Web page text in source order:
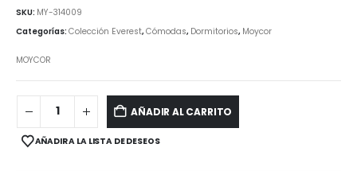
SKU: MY-314009
Categorías: Colección Everest, Cómodas, Dormitorios, Moycor
MOYCOR
AÑADIR AL CARRITO
AÑADIR A LA LISTA DE DESEOS